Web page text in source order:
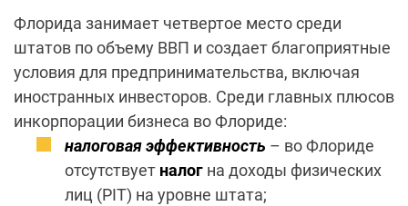
Флорида занимает четвертое место среди
штатов по объему ВВП и создает благоприятные
условия для предпринимательства, включая
иностранных инвесторов. Среди главных плюсов
инкорпорации бизнеса во Флориде:
налоговая эффективность – во Флориде
отсутствует налог на доходы физических
лиц (PIT) на уровне штата;